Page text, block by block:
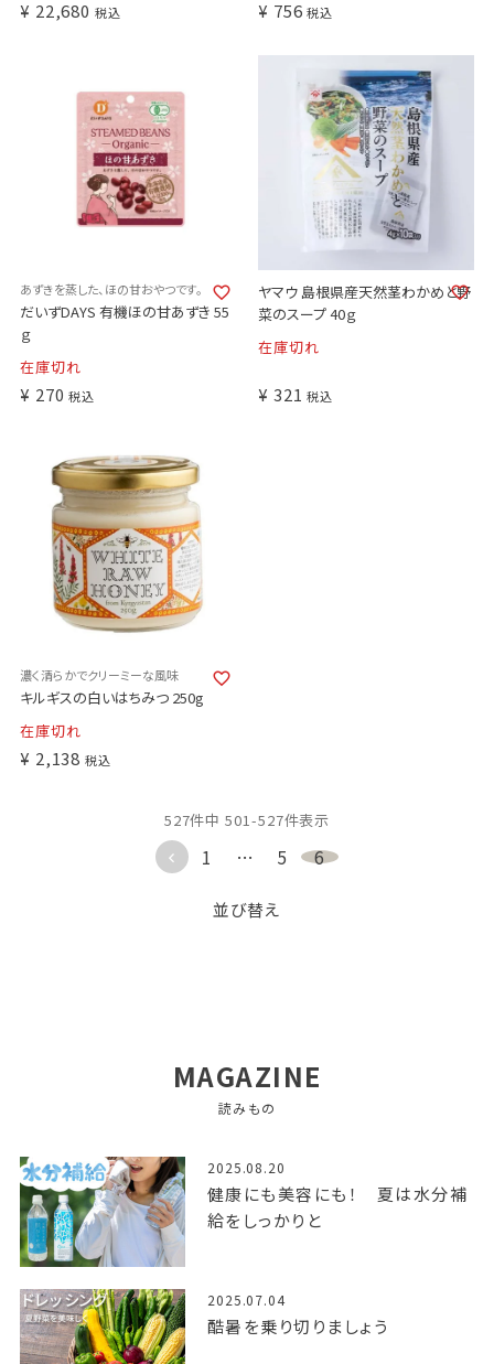
¥ 22,680 税込 ¥ 756 税込
あずきを蒸した、ほの甘おやつです。
だいずDAYS 有機ほの甘あずき 55
ｇ
在庫切れ
¥ 270 税込
ヤマウ 島根県産天然茎わかめと野
菜のスープ 40ｇ
在庫切れ
¥ 321 税込
濃く清らかでクリーミーな風味
キルギスの白いはちみつ 250g
在庫切れ
¥ 2,138 税込
並び替え
527件中 501-527件表示
1 … 5 6
MAGAZINE
読みもの
2025.08.20
健康にも美容にも！ 夏は水分補
給をしっかりと
2025.07.04
酷暑を乗り切りましょう